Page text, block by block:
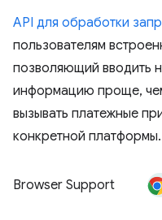
API для обработки
пользователям
позволяющий вводить
информацию проще,
вызывать платежные
конкретной платформы.
Browser Support